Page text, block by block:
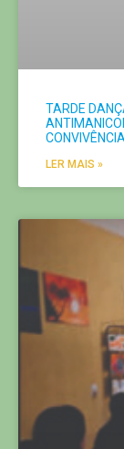
TARDE
CONVIVÊNCIA
LER MAIS »